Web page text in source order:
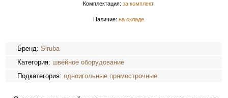
Комплектация:за комплект
Наличие: на складе
Бренд:Siruba
Категория: швейное оборудование
Подкатегория:одноигольные прямострочные